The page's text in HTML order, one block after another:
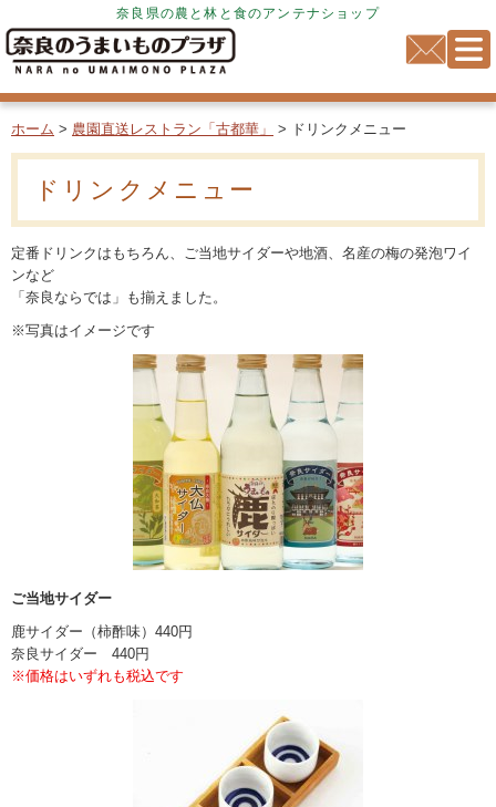
奈良県の農と林と食のアンテナショップ
ホーム > 農園直送レストラン「古都華」 > ドリンクメニュー
ドリンクメニュー
定番ドリンクはもちろん、ご当地サイダーや地酒、名産の梅の発泡ワイ
ンなど
「奈良ならでは」も揃えました。
※写真はイメージです
ご当地サイダー
鹿サイダー（柿酢味）440円
奈良サイダー 440円
※価格はいずれも税込です